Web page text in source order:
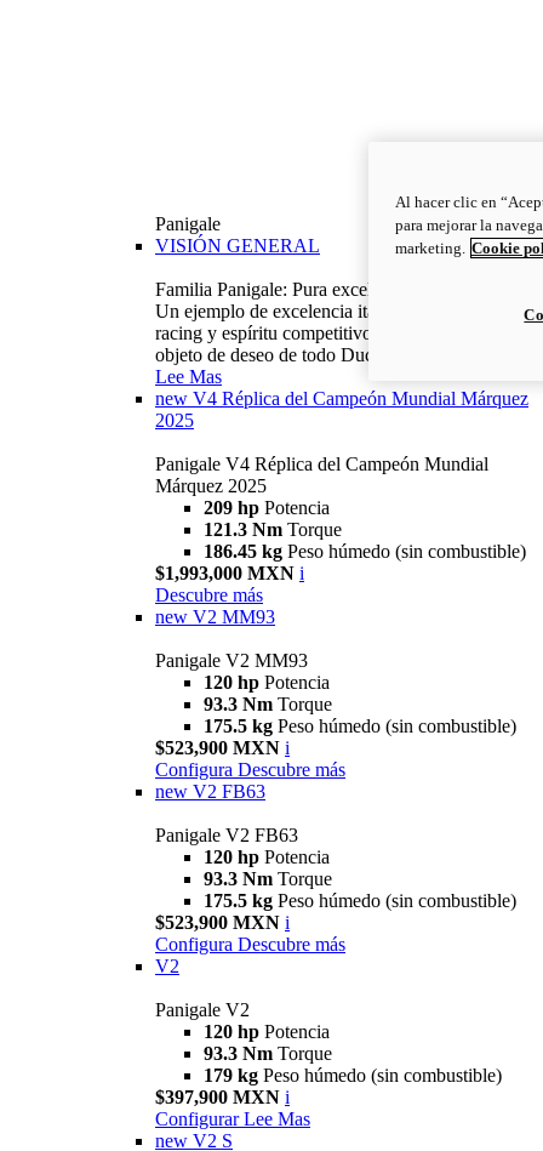
Panigale
VISIÓN GENERAL
Familia Panigale: Pura excelencia italiana.
Un ejemplo de excelencia italiana, con ADN
racing y espíritu competitivo: la Panigale es el
objeto de deseo de todo Ducatista.
Lee Mas
new V4 Réplica del Campeón Mundial Márquez
2025
Panigale V4 Réplica del Campeón Mundial
Márquez 2025
209 hp Potencia
121.3 Nm Torque
186.45 kg Peso húmedo (sin combustible)
$1,993,000 MXN i
Descubre más
new V2 MM93
Panigale V2 MM93
120 hp Potencia
93.3 Nm Torque
175.5 kg Peso húmedo (sin combustible)
$523,900 MXN i
Configura Descubre más
new V2 FB63
Panigale V2 FB63
120 hp Potencia
93.3 Nm Torque
175.5 kg Peso húmedo (sin combustible)
$523,900 MXN i
Configura Descubre más
V2
Panigale V2
120 hp Potencia
93.3 Nm Torque
179 kg Peso húmedo (sin combustible)
$397,900 MXN i
Configurar Lee Mas
new V2 S
Al hacer clic en
para mejorar la
marketing. Cookie